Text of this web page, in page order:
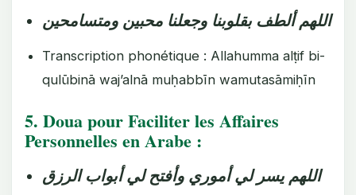
اللهم ألطف بقلوبنا وجعلنا محبين ومتسامحين
Transcription phonétique : Allahumma alṭif bi-
qulūbinā waj’alnā muḥabbīn wamutasāmiḥīn
5. Doua pour Faciliter les Affaires
Personnelles en Arabe :
اللهم يسر لي أموري وأفتح لي أبواب الرزق